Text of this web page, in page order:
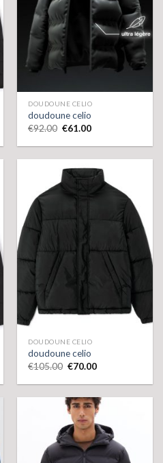
DOUDOUNE CELIO
doudoune celio
€92.00 €61.00
DOUDOUNE CELIO
doudoune celio
€105.00 €70.00